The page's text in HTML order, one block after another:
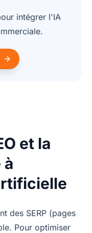
intégrer l'IA
et la
des SERP (pages
Pour optimiser